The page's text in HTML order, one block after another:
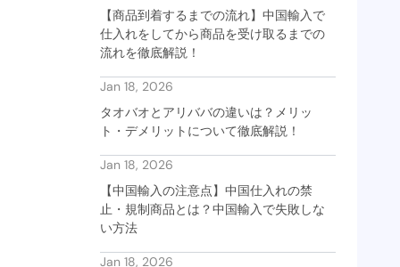
【商品到着するまでの流れ】中国輸入で
仕入れをしてから商品を受け取るまでの
流れを徹底解説！
Jan 18, 2026
タオバオとアリババの違いは？メリッ
ト・デメリットについて徹底解説！
Jan 18, 2026
【中国輸入の注意点】中国仕入れの禁
止・規制商品とは？中国輸入で失敗しな
い方法
Jan 18, 2026